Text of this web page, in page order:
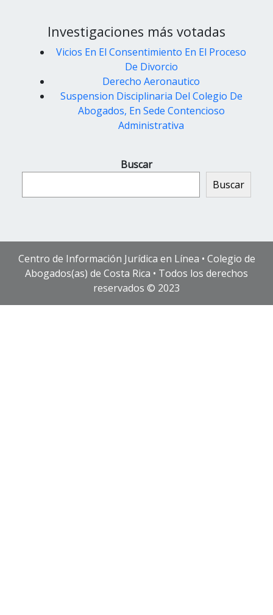
Investigaciones más votadas
Vicios En El Consentimiento En El Proceso
De Divorcio
Derecho Aeronautico
Suspension Disciplinaria Del Colegio De
Abogados, En Sede Contencioso
Administrativa
Buscar
Buscar
Centro de Información Jurídica en Línea • Colegio de
Abogados(as) de Costa Rica • Todos los derechos
reservados © 2023